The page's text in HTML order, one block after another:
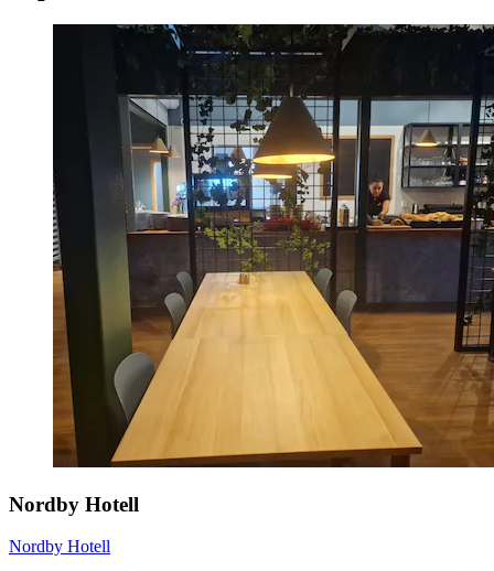
Nordby Hotell
Nordby Hotell